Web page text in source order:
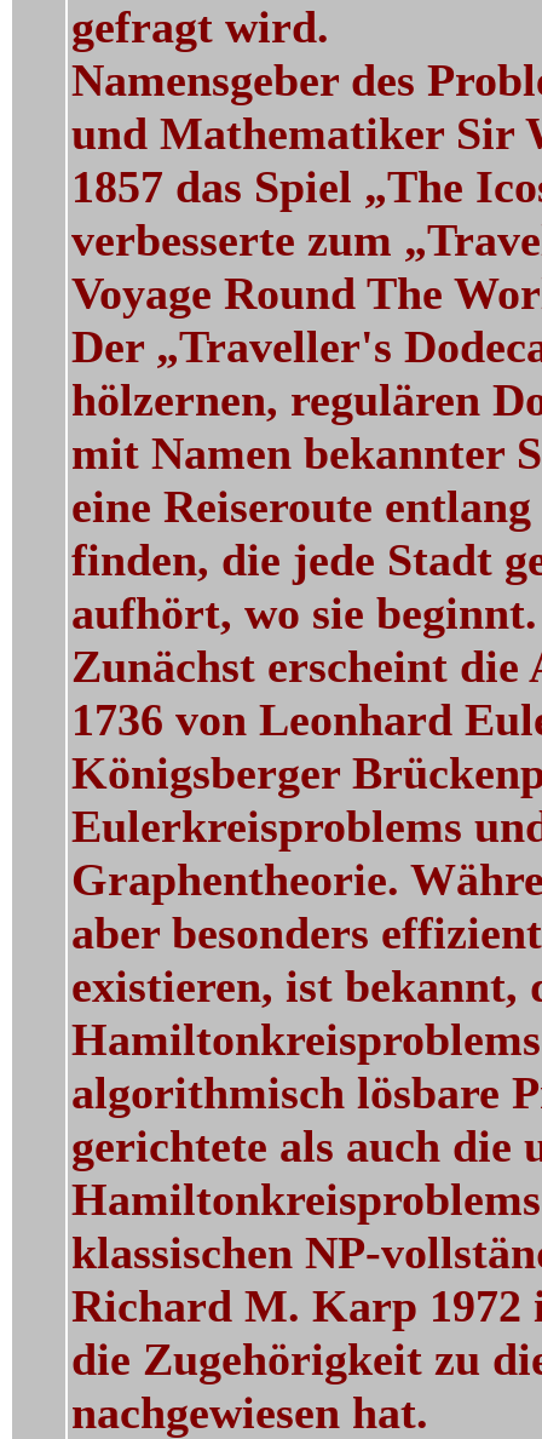
gefragt wird.
Namensgeber des
und Mathematiker Sir
1857 das Spiel „The
verbesserte zum
Voyage Round The
Der „Traveller's
hölzernen, regulären
mit Namen bekannter
eine Reiseroute
finden, die jede Stadt
aufhört, wo sie beginnt.
Zunächst erscheint die
1736 von Leonhard
Königsberger
Eulerkreisproblems
Graphentheorie.
aber besonders
existieren, ist bekannt,
algorithmisch lösbare
gerichtete als auch die
klassischen NP-
Richard M. Karp 1972
die Zugehörigkeit zu
nachgewiesen hat.